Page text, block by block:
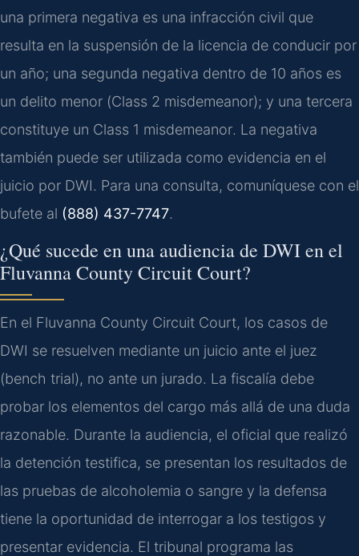
una primera negativa es una infracción civil que
resulta en la suspensión de la licencia de conducir por
un año; una segunda negativa dentro de 10 años es
un delito menor (Class 2 misdemeanor); y una tercera
constituye un Class 1 misdemeanor. La negativa
también puede ser utilizada como evidencia en el
juicio por DWI. Para una consulta, comuníquese con el
bufete al (888) 437-7747.
¿Qué sucede en una audiencia de DWI en el
Fluvanna County Circuit Court?
En el Fluvanna County Circuit Court, los casos de
DWI se resuelven mediante un juicio ante el juez
(bench trial), no ante un jurado. La fiscalía debe
probar los elementos del cargo más allá de una duda
razonable. Durante la audiencia, el oficial que realizó
la detención testifica, se presentan los resultados de
las pruebas de alcoholemia o sangre y la defensa
tiene la oportunidad de interrogar a los testigos y
presentar evidencia. El tribunal programa las